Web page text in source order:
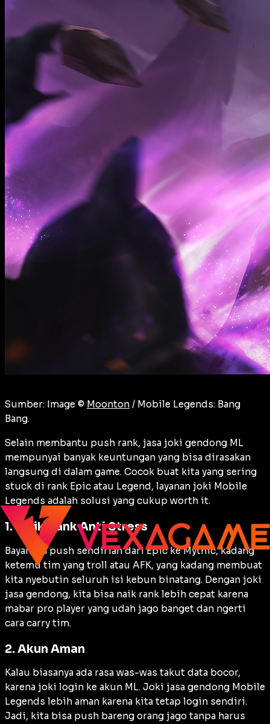
Sumber: Image © Moonton / Mobile Legends: Bang
Bang.
Selain membantu push rank, jasa joki gendong ML
mempunyai banyak keuntungan yang bisa dirasakan
langsung di dalam game. Cocok buat kita yang sering
stuck di rank Epic atau Legend, layanan joki Mobile
Legends adalah solusi yang cukup worth it.
1. Naik Rank Anti Stress
Bayangin push sendirian dari Epic ke Mythic, kadang
ketemu tim yang troll atau AFK, yang kadang membuat
kita nyebutin seluruh isi kebun binatang. Dengan joki
jasa gendong, kita bisa naik rank lebih cepat karena
mabar pro player yang udah jago banget dan ngerti
cara carry tim.
2. Akun Aman
Kalau biasanya ada rasa was-was takut data bocor,
karena joki login ke akun ML. Joki jasa gendong Mobile
Legends lebih aman karena kita tetap login sendiri.
Jadi, kita bisa push bareng orang jago tanpa harus